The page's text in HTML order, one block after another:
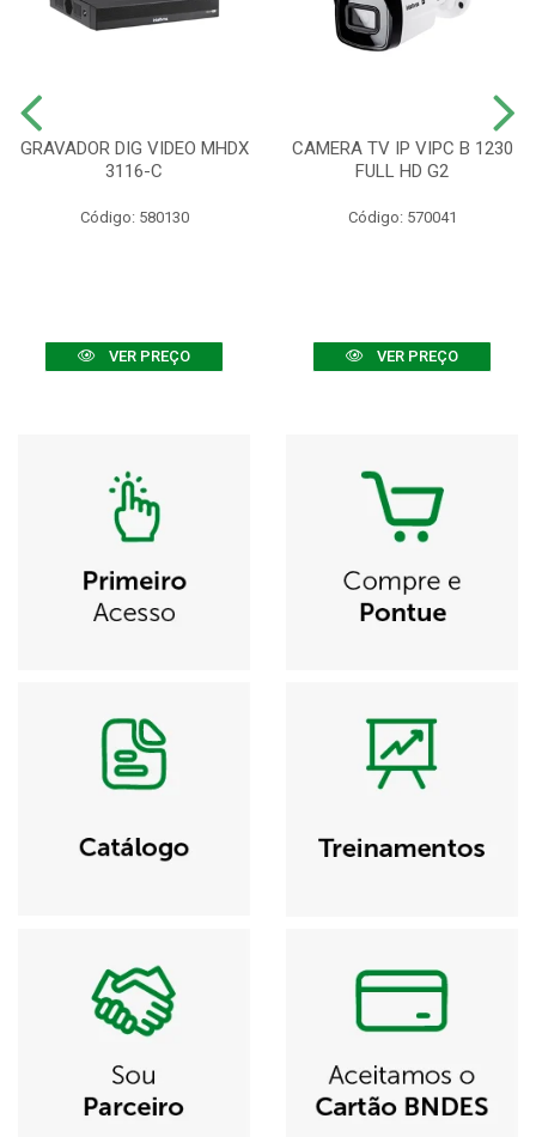
GRAVADOR DIG VIDEO MHDX
3116-C
Código: 580130
VER PREÇO
CAMERA TV IP VIPC B 1230
FULL HD G2
Código: 570041
VER PREÇO